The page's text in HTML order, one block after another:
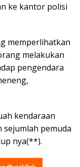
ke kantor polisi
memperlihatkan
melakukan
pengendara
kendaraan
pemuda
nya(**).